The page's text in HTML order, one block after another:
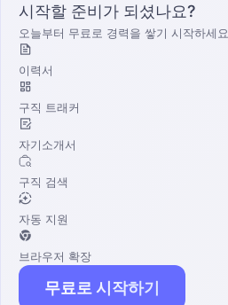
시작할 준비가 되셨나요?
오늘부터 무료로 경력을 쌓기 시작하세요
이력서
구직 트래커
자기소개서
구직 검색
자동 지원
브라우저 확장
무료로 시작하기